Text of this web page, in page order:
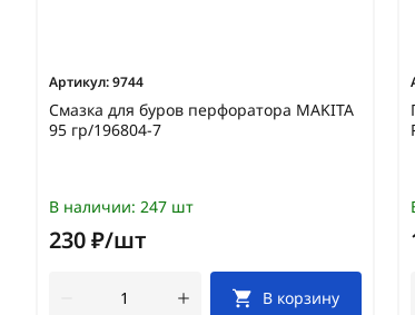
Артикул:9744
Смазка для буров перфоратора MAKITA
95 гр/196804-7
В наличии: 247 шт
230 ₽/шт
В корзину